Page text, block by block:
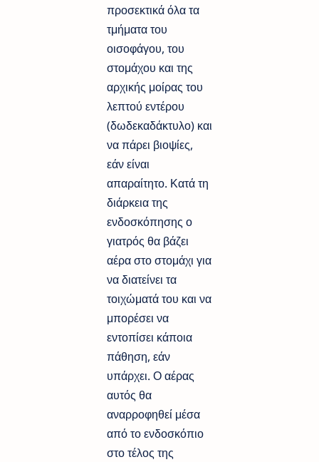
προσεκτικά όλα τα
τμήματα του
οισοφάγου, του
στομάχου και της
αρχικής μοίρας του
λεπτού εντέρου
(δωδεκαδάκτυλο) και
να πάρει βιοψίες,
εάν είναι
απαραίτητο. Κατά τη
διάρκεια της
ενδοσκόπησης ο
γιατρός θα βάζει
αέρα στο στομάχι για
να διατείνει τα
τοιχώματά του και να
μπορέσει να
εντοπίσει κάποια
πάθηση, εάν
υπάρχει. Ο αέρας
αυτός θα
αναρροφηθεί μέσα
από το ενδοσκόπιο
στο τέλος της